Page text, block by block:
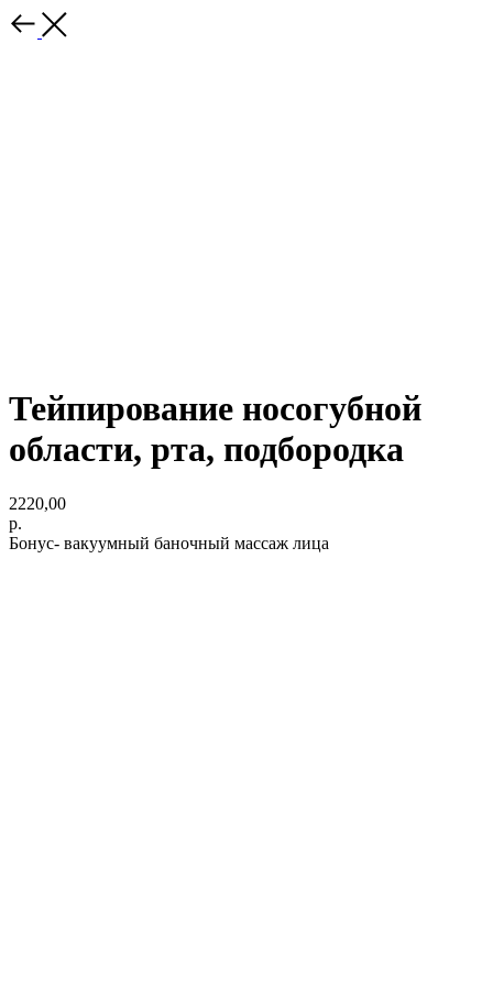
Тейпирование носогубной
области, рта, подбородка
2220,00
р.
Бонус- вакуумный баночный массаж лица